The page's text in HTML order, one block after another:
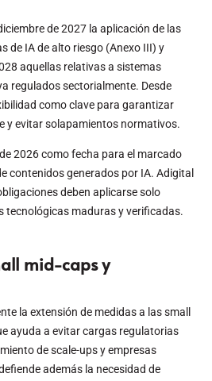
de 2027 la aplicación de las
de IA de alto riesgo (Anexo III) y
aquellas relativas a sistemas
regulados sectorialmente. Desde
como clave para garantizar
y evitar solapamientos normativos.
2026 como fecha para el marcado
contenidos generados por IA. Adigital
deben aplicarse solo
tecnológicas maduras y verificadas.
mid-caps y
la extensión de medidas a las small
ayuda a evitar cargas regulatorias
de scale-ups y empresas
además la necesidad de